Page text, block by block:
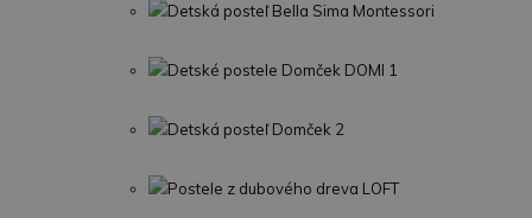
Detská posteľ Bella Sima Montessori
Detské postele Domček DOMI 1
Detská posteľ Domček 2
Postele z dubového dreva LOFT